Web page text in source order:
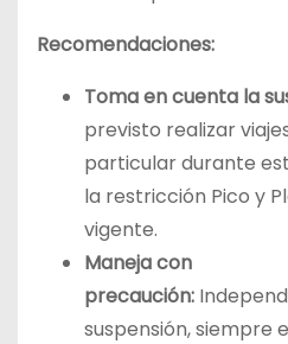
Recomendaciones:
Toma en cuenta la
previsto realizar
particular durante
la restricción Pico y
vigente.
Maneja con
precaución:
suspensión, siempre